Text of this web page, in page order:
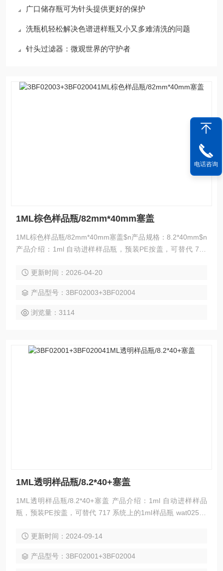
广口储存瓶可为针头提供更好的保护
洗瓶机轻松解决色谱进样瓶又小又多难清洗的问题
针头过滤器：微观世界的守护者
1ML棕色样品瓶/82mm*40mm塞盖
1ML棕色样品瓶/82mm*40mm塞盖$n产品规格：8.2*40mm$n
产品介绍：1ml 自动进样样品瓶，预装PE按盖，可替代 717
列~ 更新时间：2026-04-20
产品型号：3BF02003+3BF02004
浏览量：3114
1ML透明样品瓶/8.2*40+塞盖
1ML透明样品瓶/8.2*40+塞盖 产品介绍：1ml 自动进样样品
瓶，预装PE按盖，可替代 717 系统上的1ml样品瓶 wat02505
更新时间：2024-09-14
产品型号：3BF02001+3BF02004
电话咨询